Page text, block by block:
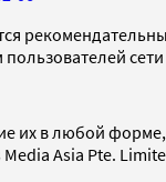
их в любой
Asia Pte.